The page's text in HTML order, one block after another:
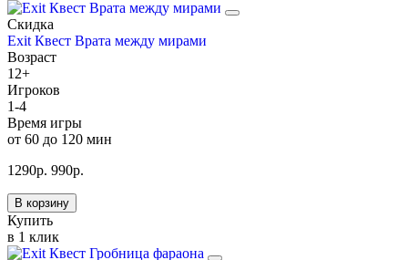
Скидка
Exit Квест Врата между мирами
Возраст
12+
Игроков
1-4
Время игры
от 60 до 120 мин
1290р. 990р.
В корзину
Купить
в 1 клик